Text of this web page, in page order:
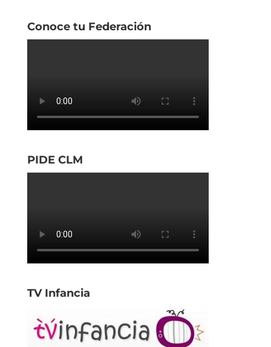
Conoce tu Federación
PIDE CLM
TV Infancia